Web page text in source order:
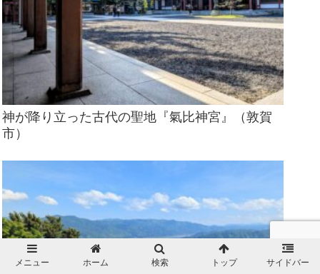
神が降り立った古代の聖地『氣比神宮』（敦賀
市）
メニュー ホーム 検索 トップ サイドバー